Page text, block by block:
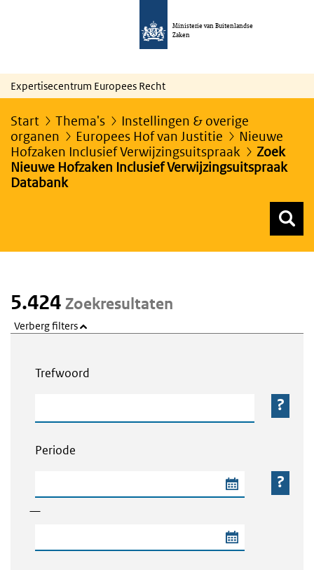
Ministerie van Buitenlandse
Zaken
Expertisecentrum Europees Recht
Start Thema's
Instellingen & overige
organen
Europees Hof van Justitie
Nieuwe
Hofzaken Inclusief Verwijzingsuitspraak
Zoek
Nieuwe Hofzaken Inclusief Verwijzingsuitspraak
Databank
5.424 Zoekresultaten
Verberg filters
Trefwoord
Periode
—